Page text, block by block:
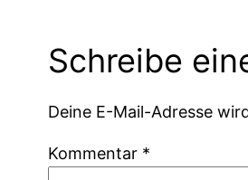
Schreibe
Deine E-Mail-Adresse
Kommentar *